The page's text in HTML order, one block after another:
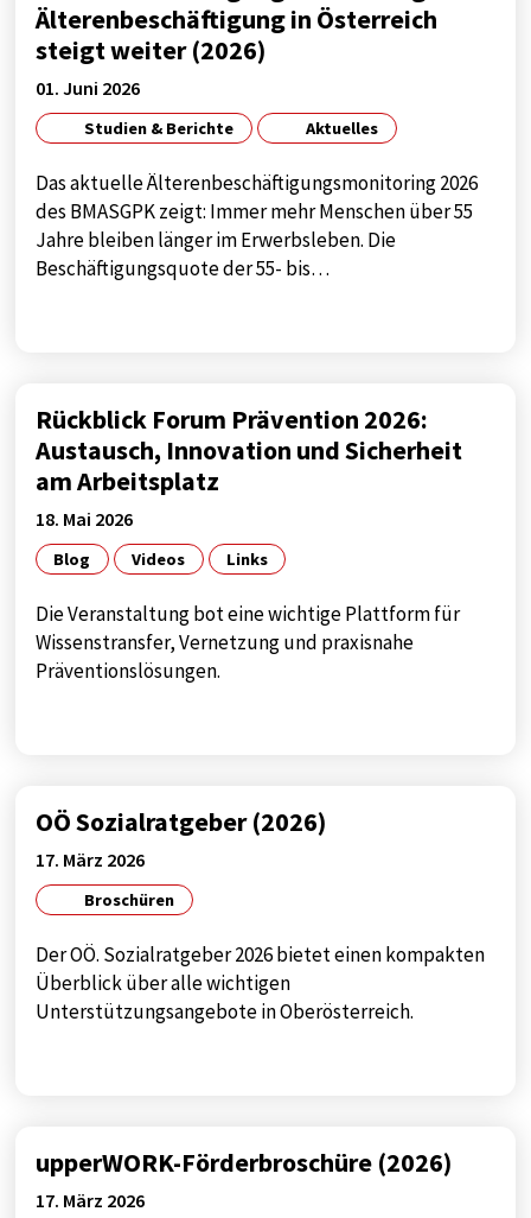
Älterenbeschäftigung in Österreich
steigt weiter (2026)
01. Juni 2026
Studien & Berichte Aktuelles
Das aktuelle Älterenbeschäftigungsmonitoring 2026
des BMASGPK zeigt: Immer mehr Menschen über 55
Jahre bleiben länger im Erwerbsleben. Die
Beschäftigungsquote der 55- bis…
Rückblick Forum Prävention 2026:
Austausch, Innovation und Sicherheit
am Arbeitsplatz
18. Mai 2026
Blog Videos Links
Die Veranstaltung bot eine wichtige Plattform für
Wissenstransfer, Vernetzung und praxisnahe
Präventionslösungen.
OÖ Sozialratgeber (2026)
17. März 2026
Broschüren
Der OÖ. Sozialratgeber 2026 bietet einen kompakten
Überblick über alle wichtigen
Unterstützungsangebote in Oberösterreich.
upperWORK-Förderbroschüre (2026)
17. März 2026